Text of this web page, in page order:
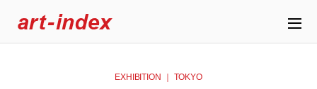
EXHIBITION ｜ TOKYO